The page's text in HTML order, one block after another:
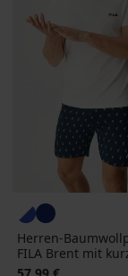
Herren-
FILA Brent mit